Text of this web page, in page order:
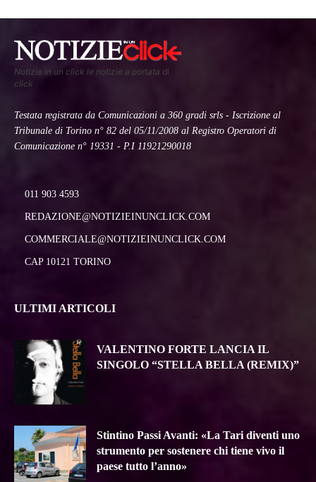
Notizie in un click le notizie a portata di
click
Testata registrata da Comunicazioni a 360 gradi srls - Iscrizione al
Tribunale di Torino n° 82 del 05/11/2008 al Registro Operatori di
Comunicazione n° 19331 - P.I 11921290018
011 903 4593
REDAZIONE@NOTIZIEINUNCLICK.COM
COMMERCIALE@NOTIZIEINUNCLICK.COM
CAP 10121 TORINO
ULTIMI ARTICOLI
VALENTINO FORTE LANCIA IL
SINGOLO “STELLA BELLA (REMIX)”
Stintino Passi Avanti: «La Tari diventi uno
strumento per sostenere chi tiene vivo il
paese tutto l’anno»